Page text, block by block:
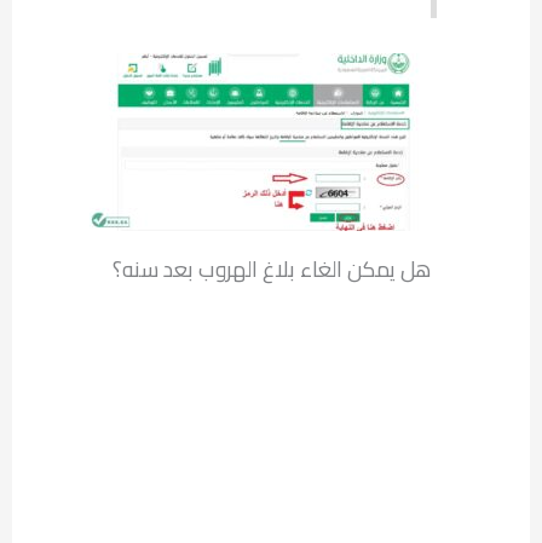
هل يمكن الغاء بلاغ الهروب بعد سنه؟